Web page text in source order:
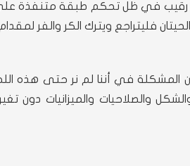
رقيب في ظل تحكم طبقة متنفذة
فليتراجع ويترك الكر والفر
المشكلة في أننا لم نر حتى هذه
والصلاحيات والميزانيات دون